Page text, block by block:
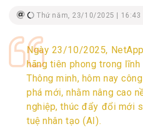
Thứ năm, 23/10/2025 | 16:43
Ngày 23/10/2025,
hãng tiên phong trong
Thông minh, hôm nay
phá mới, nhằm nâng cao
nghiệp, thúc đẩy đổi mới
tuệ nhân tạo (AI).